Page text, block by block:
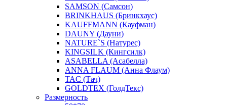
SAMSON (Самсон)
BRINKHAUS (Бринкхаус)
KAUFFMANN (Кауфман)
DAUNY (Дауни)
NATURE`S (Натурес)
KINGSILK (Кингсилк)
ASABELLA (Асабелла)
ANNA FLAUM (Анна Флаум)
TAC (Тач)
GOLDTEX (ГолдТекс)
Размерность